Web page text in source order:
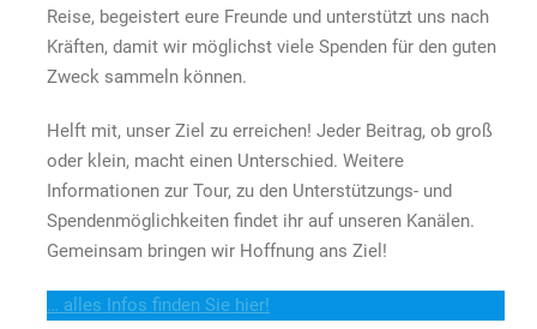
Reise, begeistert eure Freunde und unterstützt uns nach
Kräften, damit wir möglichst viele Spenden für den guten
Zweck sammeln können.
Helft mit, unser Ziel zu erreichen! Jeder Beitrag, ob groß
oder klein, macht einen Unterschied. Weitere
Informationen zur Tour, zu den Unterstützungs- und
Spendenmöglichkeiten findet ihr auf unseren Kanälen.
Gemeinsam bringen wir Hoffnung ans Ziel!
… alles Infos finden Sie hier!